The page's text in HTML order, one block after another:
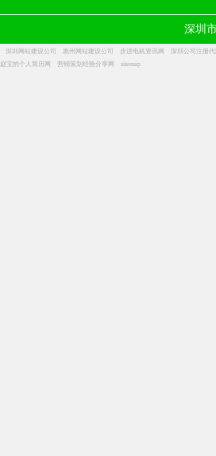
深圳
深圳网站建设公司 惠州网站建设公司 步进电机资讯网
深圳公司注册
赵宝的个人简历网 营销策划经验分享网 sitemap